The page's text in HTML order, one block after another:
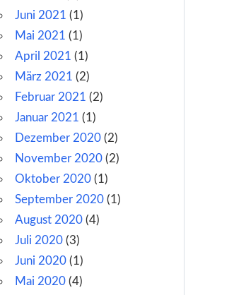
Juni 2021 (1)
Mai 2021 (1)
April 2021 (1)
März 2021 (2)
Februar 2021 (2)
Januar 2021 (1)
Dezember 2020(2)
November 2020(2)
Oktober 2020(1)
September 2020(1)
August 2020(4)
Juli 2020(3)
Juni 2020(1)
Mai 2020(4)